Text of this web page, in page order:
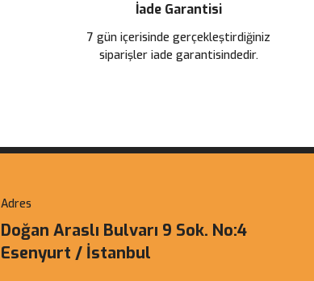
İade Garantisi
7 gün içerisinde gerçekleştirdiğiniz
siparişler iade garantisindedir.
Adres
Doğan Araslı Bulvarı 9 Sok. No:4
Esenyurt / İstanbul